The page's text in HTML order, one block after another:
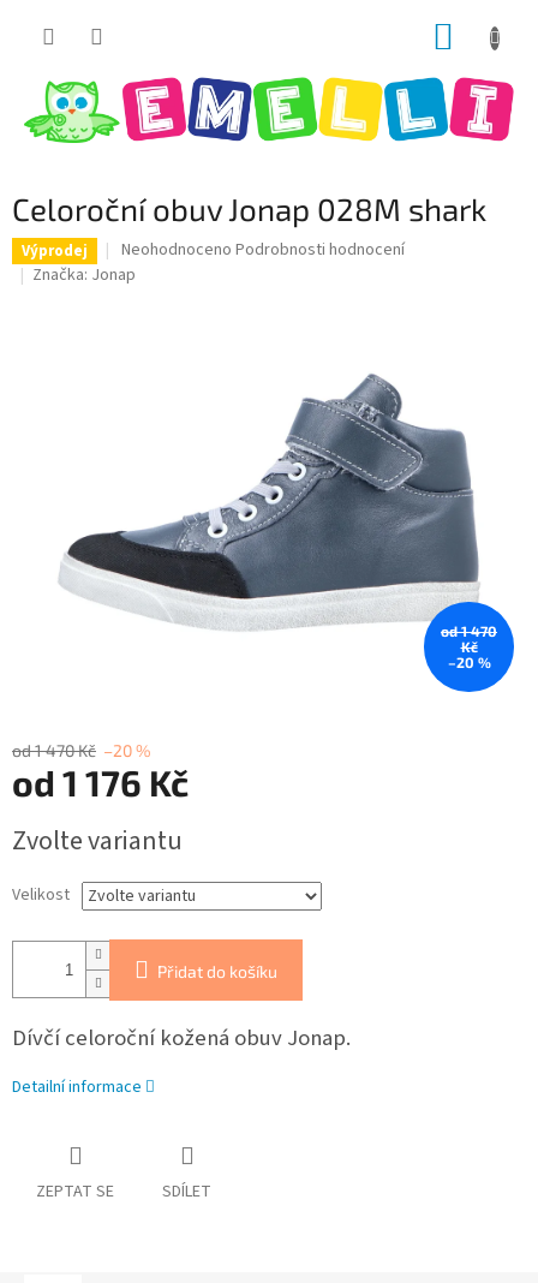
Celoroční obuv Jonap 028M shark
Výprodej
Průměrné
hodnocení
Neohodnoceno Podrobnosti hodnocení
Značka: Jonap
od 1 470
Kč
–20 %
od 1 470 Kč –20 %
od 1 176 Kč
cena:
Zvolte variantu
Velikost
Přidat do košíku
Dívčí celoroční kožená obuv Jonap.
Detailní informace
ZEPTAT SE SDÍLET